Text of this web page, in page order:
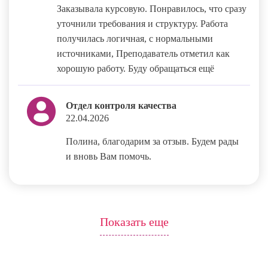
Заказывала курсовую. Понравилось, что сразу
уточнили требования и структуру. Работа
получилась логичная, с нормальными
источниками, Преподаватель отметил как
хорошую работу. Буду обращаться ещё
Отдел контроля качества
22.04.2026
Полина, благодарим за отзыв. Будем рады
и вновь Вам помочь.
Показать еще